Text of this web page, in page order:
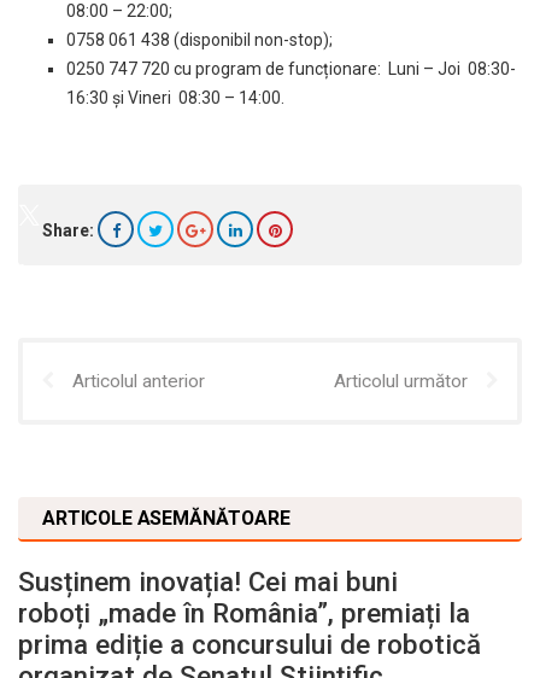
08:00 – 22:00;
0758 061 438 (disponibil non-stop);
0250 747 720 cu program de funcționare: Luni – Joi 08:30-
16:30 și Vineri 08:30 – 14:00.
Share:
Articolul anterior Articolul următor
ARTICOLE ASEMĂNĂTOARE
Susținem inovația! Cei mai buni
roboți „made în România”, premiați la
prima ediție a concursului de robotică